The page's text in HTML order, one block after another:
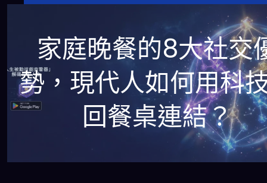
家庭晚餐的8大社交
勢，現代人如何用科
回餐桌連結？